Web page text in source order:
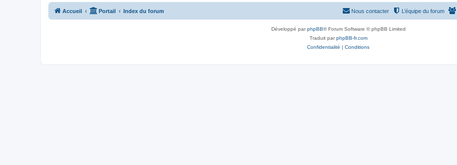
Accueil Portail Index du forum L’équipe du forum
Nous contacter
Développé parphpBB® Forum Software © phpBB Limited
Traduit parphpBB-fr.com
Confidentialité | Conditions